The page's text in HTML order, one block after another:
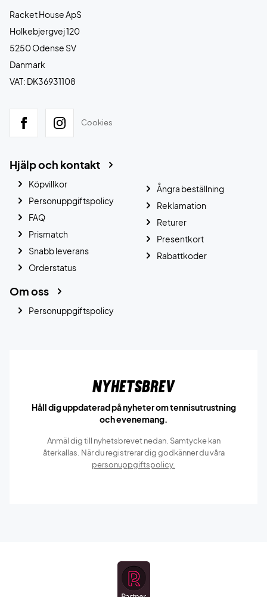
Racket House ApS
Holkebjergvej 120
5250 Odense SV
Danmark
VAT: DK36931108
Cookies
Hjälp och kontakt
Köpvillkor
Personuppgiftspolicy
FAQ
Prismatch
Snabb leverans
Orderstatus
Ångra beställning
Reklamation
Returer
Presentkort
Rabattkoder
Om oss
Personuppgiftspolicy
Nyhetsbrev
Håll dig uppdaterad på nyheter om tennisutrustning
och evenemang.
Anmäl dig till nyhetsbrevet nedan. Samtycke kan
återkallas. När du registrerar dig godkänner du våra
personuppgiftspolicy.